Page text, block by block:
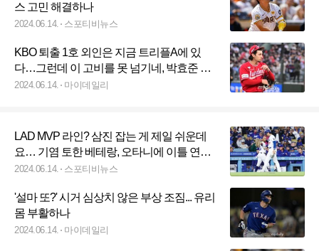
스 고민 해결하나
2024.06.14. 스포티비뉴스
KBO 퇴출 1호 외인은 지금 트리플A에 있
다…그런데 이 고비를 못 넘기네, 박효준 든
든한 지원 절실
2024.06.14. 마이데일리
LAD MVP 라인? 삼진 잡는 게 제일 쉬운데
요… 기염 토한 베테랑, 오타니에 이틀 연속
굴욕 선사 [LAD 게임노트]
2024.06.14. 스포티비뉴스
'설마 또?' 시거 심상치 않은 부상 조짐... 유리
몸 부활하나
2024.06.14. 마이데일리